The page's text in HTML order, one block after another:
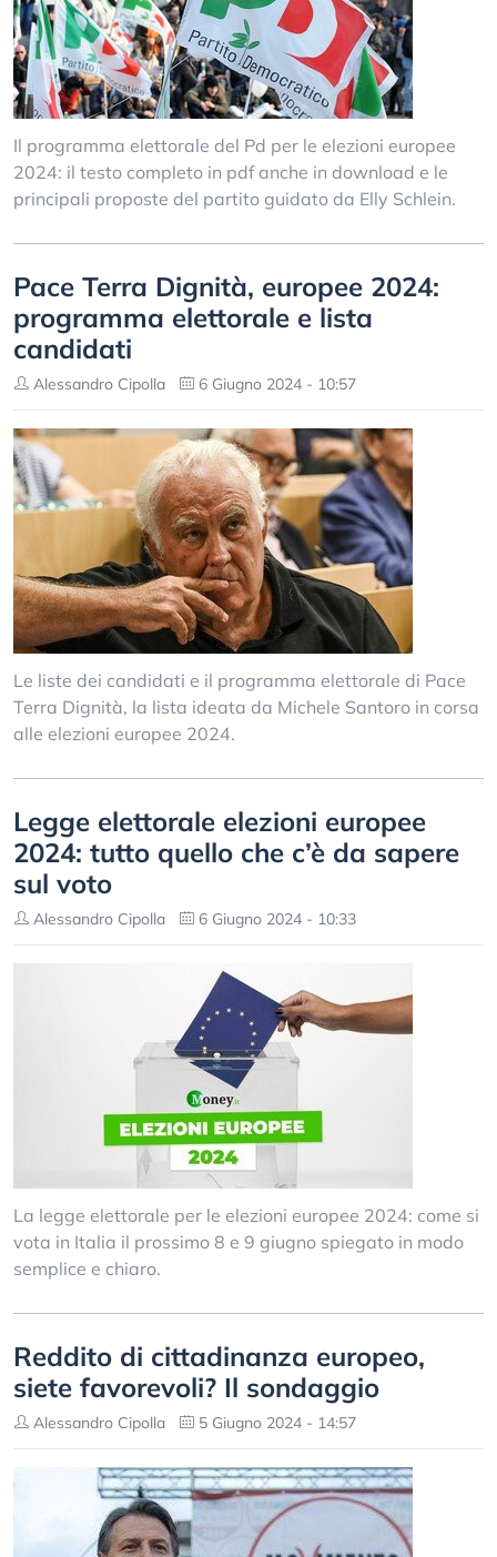
Il programma elettorale del Pd per le elezioni europee
2024: il testo completo in pdf anche in download e le
principali proposte del partito guidato da Elly Schlein.
Pace Terra Dignità, europee 2024:
programma elettorale e lista
candidati
Alessandro Cipolla 6 Giugno 2024 - 10:57
Le liste dei candidati e il programma elettorale di Pace
Terra Dignità, la lista ideata da Michele Santoro in corsa
alle elezioni europee 2024.
Legge elettorale elezioni europee
2024: tutto quello che c’è da sapere
sul voto
Alessandro Cipolla 6 Giugno 2024 - 10:33
La legge elettorale per le elezioni europee 2024: come si
vota in Italia il prossimo 8 e 9 giugno spiegato in modo
semplice e chiaro.
Reddito di cittadinanza europeo,
siete favorevoli? Il sondaggio
Alessandro Cipolla 5 Giugno 2024 - 14:57